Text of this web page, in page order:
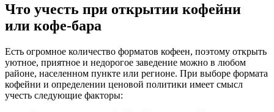
Что учесть при открытии кофейни
или кофе-бара
Есть огромное количество форматов кофеен, поэтому открыть
уютное, приятное и недорогое заведение можно в любом
районе, населенном пункте или регионе. При выборе формата
кофейни и определении ценовой политики имеет смысл
учесть следующие факторы: